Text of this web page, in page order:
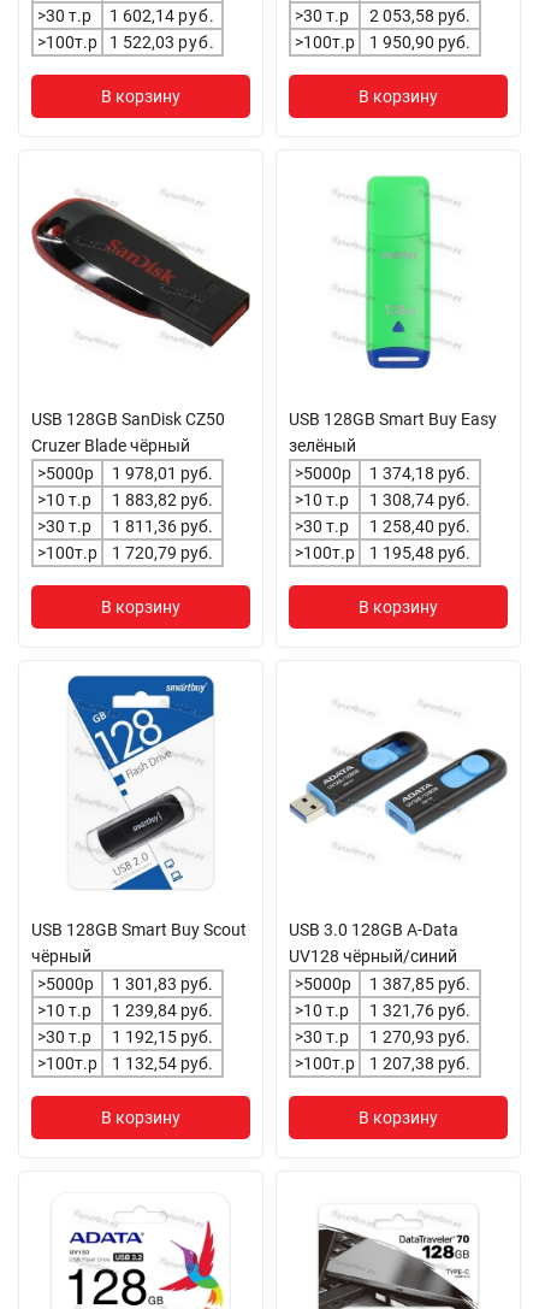
>30 т.р
1 602,14 руб.
>100т.р
1 522,03 руб.
В корзину
>30 т.р
2 053,58 руб.
>100т.р
1 950,90 руб.
В корзину
USB 128GB SanDisk CZ50
Cruzer Blade чёрный
>5000р
1 978,01 руб.
>10 т.р
1 883,82 руб.
>30 т.р
1 811,36 руб.
>100т.р
1 720,79 руб.
В корзину
USB 128GB Smart Buy Easy
зелёный
>5000р
1 374,18 руб.
>10 т.р
1 308,74 руб.
>30 т.р
1 258,40 руб.
>100т.р
1 195,48 руб.
В корзину
USB 128GB Smart Buy Scout
чёрный
>5000р
1 301,83 руб.
>10 т.р
1 239,84 руб.
>30 т.р
1 192,15 руб.
>100т.р
1 132,54 руб.
В корзину
USB 3.0 128GB A-Data
UV128 чёрный/синий
>5000р
1 387,85 руб.
>10 т.р
1 321,76 руб.
>30 т.р
1 270,93 руб.
>100т.р
1 207,38 руб.
В корзину